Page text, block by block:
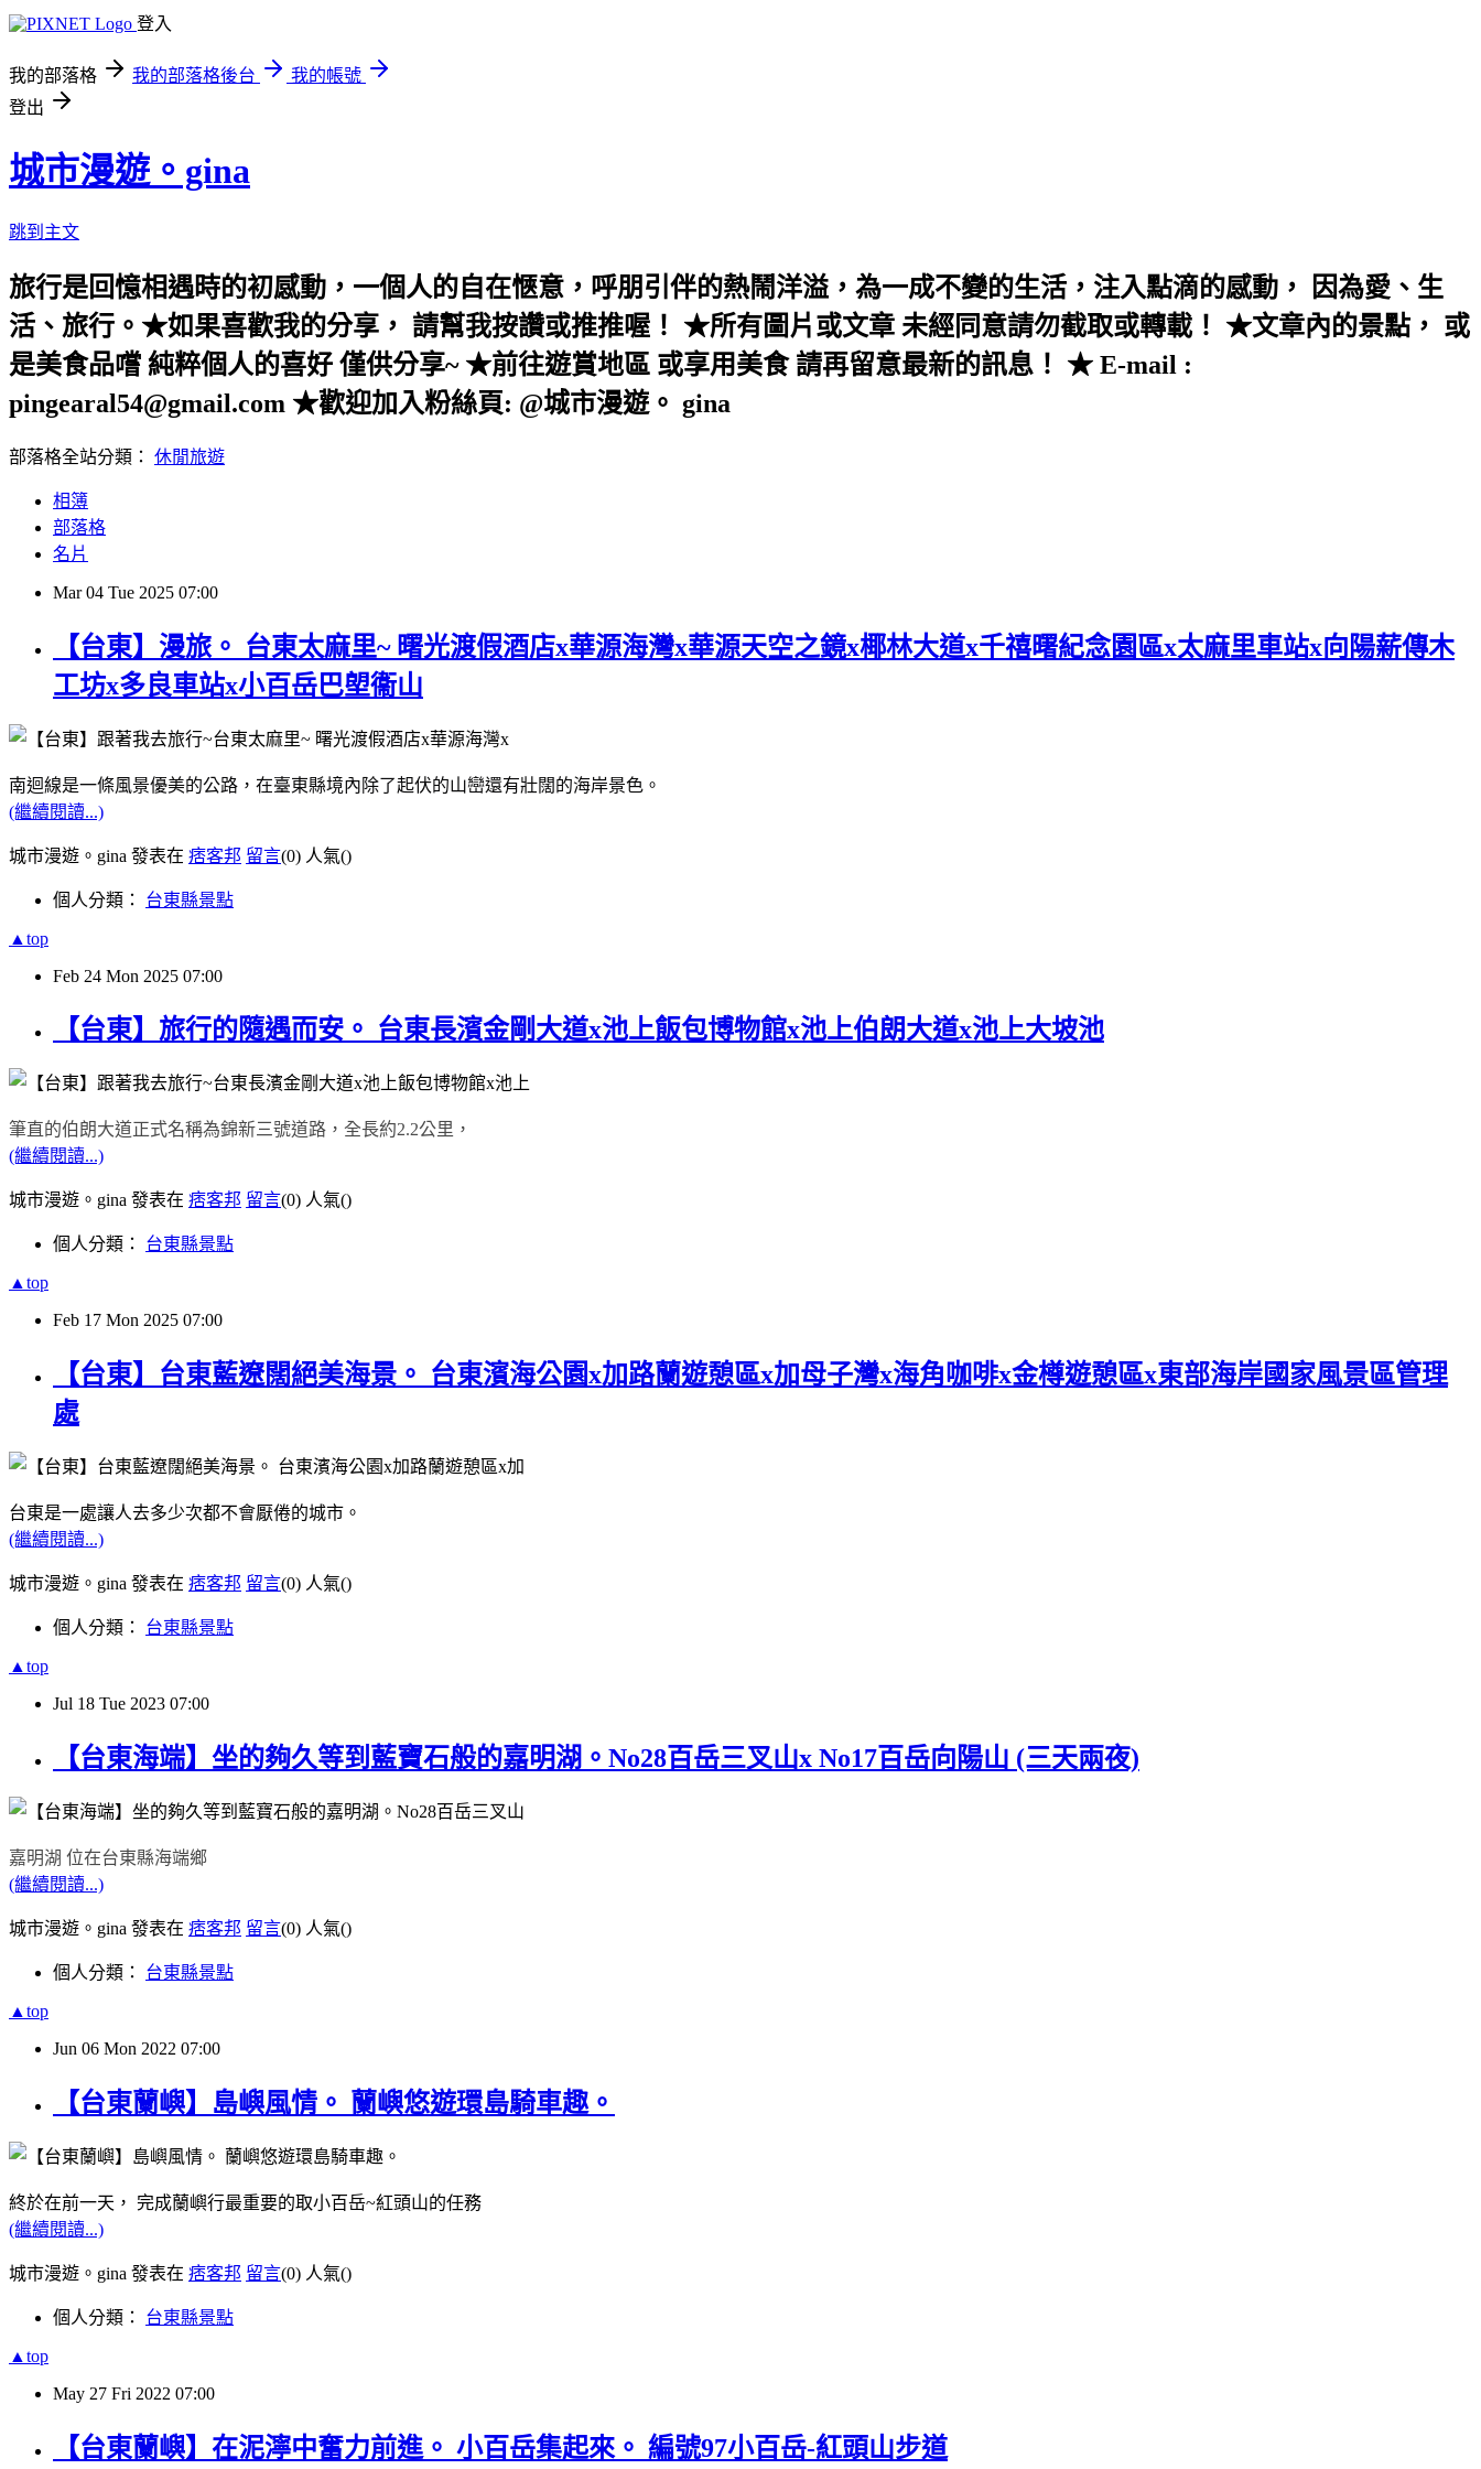
登入
我的部落格 我的部落格後台
我的帳號
登出
城市漫遊。gina
跳到主文
旅行是回憶相遇時的初感動，一個人的自在愜意，呼朋引伴的熱鬧洋溢，為一成不變的生活，注入點滴的感動， 因為愛、生
活、旅行。★如果喜歡我的分享， 請幫我按讚或推推喔！ ★所有圖片或文章 未經同意請勿截取或轉載！ ★文章內的景點， 或
是美食品嚐 純粹個人的喜好 僅供分享~ ★前往遊賞地區 或享用美食 請再留意最新的訊息！ ★ E-mail :
pingearal54@gmail.com ★歡迎加入粉絲頁: @城市漫遊。 gina
部落格全站分類： 休閒旅遊
相簿
部落格
名片
Mar 04 Tue 2025 07:00
【台東】漫旅。 台東太麻里~ 曙光渡假酒店x華源海灣x華源天空之鏡x椰林大道x千禧曙紀念園區x太麻里車站x向陽薪傳木
工坊x多良車站x小百岳巴塱衞山
南迴線是一條風景優美的公路，在臺東縣境內除了起伏的山巒還有壯闊的海岸景色。
(繼續閱讀...)
城市漫遊。gina 發表在 痞客邦 留言(0) 人氣()
個人分類： 台東縣景點
▲top
Feb 24 Mon 2025 07:00
【台東】旅行的隨遇而安。 台東長濱金剛大道x池上飯包博物館x池上伯朗大道x池上大坡池
筆直的伯朗大道正式名稱為錦新三號道路，全長約2.2公里，
(繼續閱讀...)
城市漫遊。gina 發表在 痞客邦 留言(0) 人氣()
個人分類： 台東縣景點
▲top
Feb 17 Mon 2025 07:00
【台東】台東藍遼闊絕美海景。 台東濱海公園x加路蘭遊憩區x加母子灣x海角咖啡x金樽遊憩區x東部海岸國家風景區管理
處
台東是一處讓人去多少次都不會厭倦的城市。
(繼續閱讀...)
城市漫遊。gina 發表在 痞客邦 留言(0) 人氣()
個人分類： 台東縣景點
▲top
Jul 18 Tue 2023 07:00
【台東海端】坐的夠久等到藍寶石般的嘉明湖。No28百岳三叉山x No17百岳向陽山 (三天兩夜)
嘉明湖 位在台東縣海端鄉
(繼續閱讀...)
城市漫遊。gina 發表在 痞客邦 留言(0) 人氣()
個人分類： 台東縣景點
▲top
Jun 06 Mon 2022 07:00
【台東蘭嶼】島嶼風情。 蘭嶼悠遊環島騎車趣。
終於在前一天， 完成蘭嶼行最重要的取小百岳~紅頭山的任務
(繼續閱讀...)
城市漫遊。gina 發表在 痞客邦 留言(0) 人氣()
個人分類： 台東縣景點
▲top
May 27 Fri 2022 07:00
【台東蘭嶼】在泥濘中奮力前進。 小百岳集起來。 編號97小百岳-紅頭山步道